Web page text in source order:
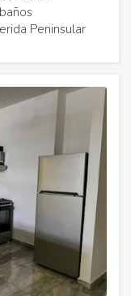
Peninsular